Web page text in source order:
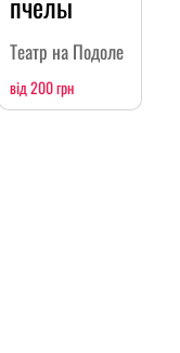
Театр на Подоле
від 200 грн